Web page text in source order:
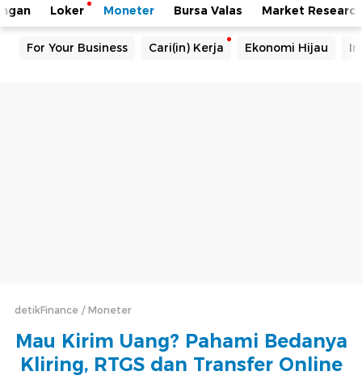
Loker Moneter Bursa Valas Market Research
For Your Business Cari(in) Kerja Ekonomi Hijau
detikFinance Moneter
Mau Kirim Uang? Pahami Bedanya
Kliring, RTGS dan Transfer Online